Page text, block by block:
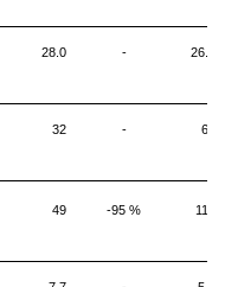
28.0 - 26.6
32 - 63
49 -95 % 119